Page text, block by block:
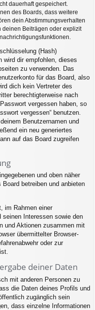
dauerhaft gespeichert.
des Boards, dass weitere
dein Abstimmungsverhalten
deinen Beiträgen oder explizit
(Hash)
dir empfohlen, dieses
zu verwenden. Das
für das Board, also
dich kein Vertreter des
berechtigterweise nach
vergessen haben, so
vergessen“ benutzen.
Benutzernamen und
ein neu generiertes
auf das Board zugreifen
und oben näher
betreiben und anbieten
im Rahmen einer
seinen Interessen sowie den
und Aktionen zusammen mit
übermittelter Browser-
oder zur
deiner Daten
mit anderen Personen zu
die Daten deines Profils und
zugänglich sein
dass einzelne Informationen